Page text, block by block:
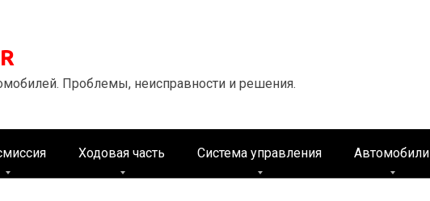
Проблемы, неисправности и решения.
Ходовая часть Система управления Автомобили